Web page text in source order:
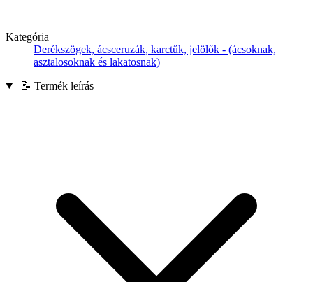
Kategória
Derékszögek, ácsceruzák, karctűk, jelölők - (ácsoknak,
asztalosoknak és lakatosnak)
📝 Termék leírás